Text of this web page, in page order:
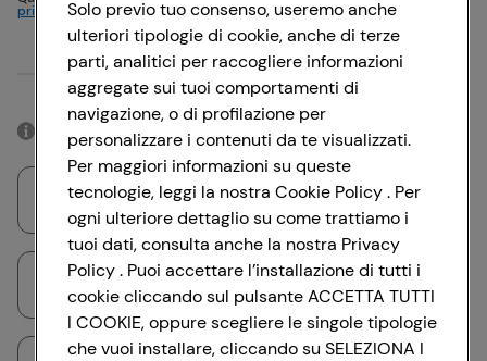
privacy eTermini di servizioGoogle
Oppure
Accedendo con il tuo account social, rimarrai connesso per 12 ore.
Accedi con Google
Solo previo tuo consenso, useremo anche
ulteriori tipologie di cookie, anche di terze
parti, analitici per raccogliere informazioni
aggregate sui tuoi comportamenti di
navigazione, o di profilazione per
personalizzare i contenuti da te visualizzati.
Per maggiori informazioni su queste
tecnologie, leggi la nostra Cookie Policy . Per
ogni ulteriore dettaglio su come trattiamo i
tuoi dati, consulta anche la nostra Privacy
Policy . Puoi accettare l’installazione di tutti i
cookie cliccando sul pulsante ACCETTA TUTTI
I COOKIE, oppure scegliere le singole tipologie
che vuoi installare, cliccando su SELEZIONA I